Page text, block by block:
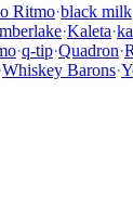
Ritmo·black milk
·Kaleta·
·q-tip·Quadron·
Whiskey Barons·